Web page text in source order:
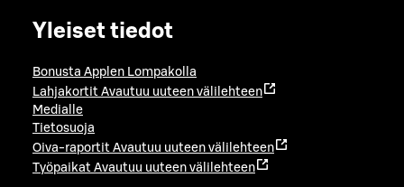
Yleiset tiedot
Bonusta Applen Lompakolla
Lahjakortit Avautuu uuteen välilehteen
Medialle
Tietosuoja
Oiva-raportit Avautuu uuteen välilehteen
Työpaikat Avautuu uuteen välilehteen